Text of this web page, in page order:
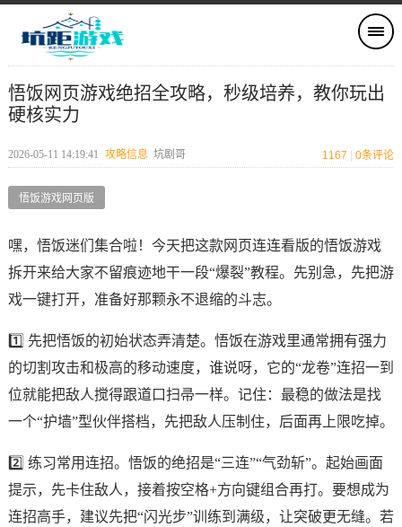
悟饭网页游戏绝招全攻略，秒级培养，教你玩出
硬核实力
2026-05-11 14:19:41 攻略信息 坑剧哥 1167 0条评论
悟饭游戏网页版
嘿，悟饭迷们集合啦！今天把这款网页连连看版的悟饭游戏
拆开来给大家不留痕迹地干一段“爆裂”教程。先别急，先把游
戏一键打开，准备好那颗永不退缩的斗志。
1️⃣ 先把悟饭的初始状态弄清楚。悟饭在游戏里通常拥有强力
的切割攻击和极高的移动速度，谁说呀，它的“龙卷”连招一到
位就能把敌人搅得跟道口扫帚一样。记住：最稳的做法是找
一个“护墙”型伙伴搭档，先把敌人压制住，后面再上限吃掉。
2️⃣ 练习常用连招。悟饭的绝招是“三连”“气劲斩”。起始画面
提示，先卡住敌人，接着按空格+方向键组合再打。要想成为
连招高手，建议先把“闪光步”训练到满级，让突破更无缝。若